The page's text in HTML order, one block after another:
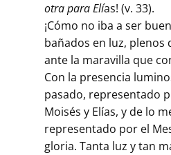
otra para Elías! (v. 33).
¡Cómo no iba a ser
bañados en luz, plenos
ante la maravilla que
Con la presencia
pasado, representado
Moisés y Elías, y de lo
representado por el
gloria. Tanta luz y tan